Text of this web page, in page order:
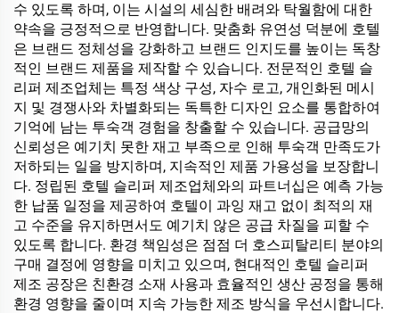
수 있도록 하며, 이는 시설의 세심한 배려와 탁월함에 대한
약속을 긍정적으로 반영합니다. 맞춤화 유연성 덕분에 호텔
은 브랜드 정체성을 강화하고 브랜드 인지도를 높이는 독창
적인 브랜드 제품을 제작할 수 있습니다. 전문적인 호텔 슬
리퍼 제조업체는 특정 색상 구성, 자수 로고, 개인화된 메시
지 및 경쟁사와 차별화되는 독특한 디자인 요소를 통합하여
기억에 남는 투숙객 경험을 창출할 수 있습니다. 공급망의
신뢰성은 예기치 못한 재고 부족으로 인해 투숙객 만족도가
저하되는 일을 방지하며, 지속적인 제품 가용성을 보장합니
다. 정립된 호텔 슬리퍼 제조업체와의 파트너십은 예측 가능
한 납품 일정을 제공하여 호텔이 과잉 재고 없이 최적의 재
고 수준을 유지하면서도 예기치 않은 공급 차질을 피할 수
있도록 합니다. 환경 책임성은 점점 더 호스피탈리티 분야의
구매 결정에 영향을 미치고 있으며, 현대적인 호텔 슬리퍼
제조 공장은 친환경 소재 사용과 효율적인 생산 공정을 통해
환경 영향을 줄이며 지속 가능한 제조 방식을 우선시합니다.